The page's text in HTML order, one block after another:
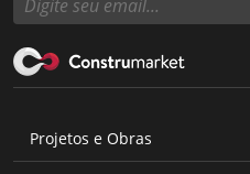
Projetos e Obras